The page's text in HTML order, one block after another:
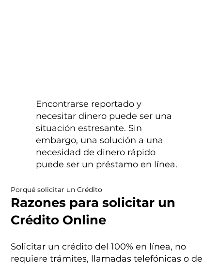
Porqué solicitar un Crédito
Razones para solicitar un
Crédito Online
Solicitar un crédito del 100% en línea, no
requiere trámites, llamadas telefónicas o de
Encontrarse reportado y
necesitar dinero puede ser una
situación estresante. Sin
embargo, una solución a una
necesidad de dinero rápido
puede ser un préstamo en línea.